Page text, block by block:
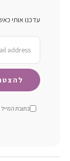
עדכנו אותי
כתובת